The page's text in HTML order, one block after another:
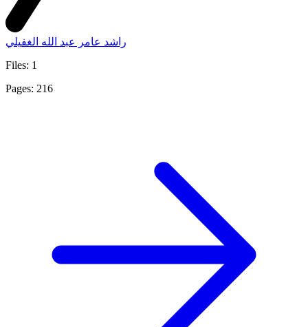
راشد عامر عبد الله الغفيلي
Files: 1
Pages: 216